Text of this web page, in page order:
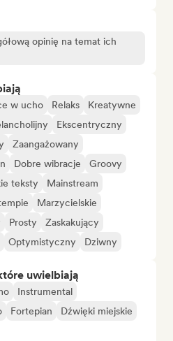
opinię na temat ich
w ucho Relaks
Kreatywne
Ekscentryczny
Zaangażowany
Dobre wibracje
Groovy
teksty
Mainstream
Marzycielskie
Prosty
Zaskakujący
Optymistyczny Dziwny
uwielbiają
Instrumental
Fortepian
Dźwięki miejskie